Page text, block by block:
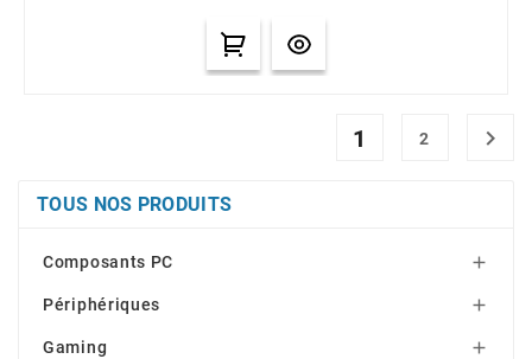
1 2 
TOUS NOS PRODUITS
Composants PC 
Périphériques 
Gaming 